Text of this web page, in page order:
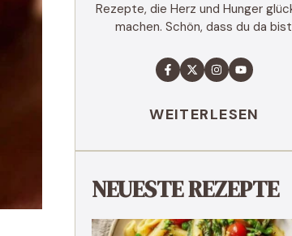
Rezepte, die Herz und Hunger
machen. Schön, dass du da
WEITERLESEN
NEUESTE REZEPTE